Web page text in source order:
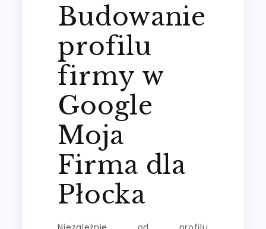
Budowanie
profilu
firmy w
Google
Moja
Firma dla
Płocka